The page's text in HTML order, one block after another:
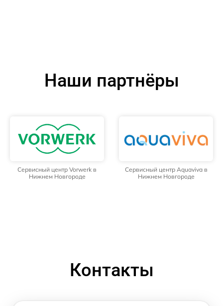
Наши партнёры
Сервисный центр Vorwerk в
Нижнем Новгороде
Сервисный центр Aquaviva в
Нижнем Новгороде
Контакты